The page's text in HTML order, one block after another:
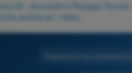
A2 - Aeromobili a Pilotaggio Remoto